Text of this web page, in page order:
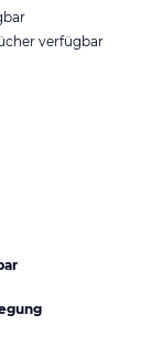
verfügbar